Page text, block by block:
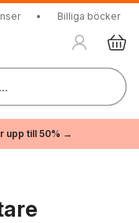
• Billiga böcker
upp till 50% →